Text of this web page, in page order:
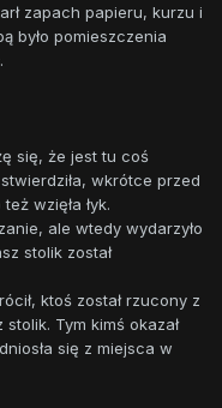
zapach papieru, kurzu i
było pomieszczenia
się, że jest tu coś
wkrótce przed
wzięła łyk.
ale wtedy wydarzyło
stolik został
ktoś został rzucony z
Tym kimś okazał
się z miejsca w